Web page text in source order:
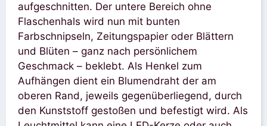
aufgeschnitten. Der untere Bereich ohne
Flaschenhals wird nun mit bunten
Farbschnipseln, Zeitungspapier oder Blättern
und Blüten – ganz nach persönlichem
Geschmack – beklebt. Als Henkel zum
Aufhängen dient ein Blumendraht der am
oberen Rand, jeweils gegenüberliegend, durch
den Kunststoff gestoßen und befestigt wird. Als